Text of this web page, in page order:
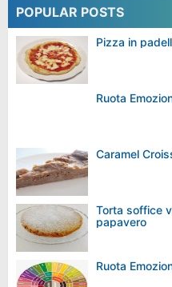
POPULAR POSTS
Pizza in
Ruota
Caramel
Torta soffice
papavero
Ruota